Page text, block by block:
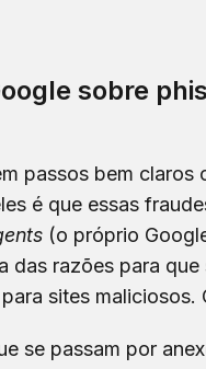
sobre
passos bem
é que essas
(o próprio
das razões para
sites
se passam por